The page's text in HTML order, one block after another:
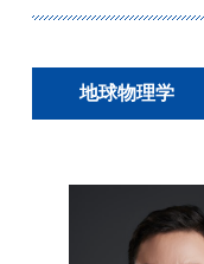
地球物理学